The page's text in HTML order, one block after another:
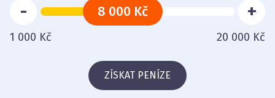
8 000 Kč
- +
1 000 Kč 20 000 Kč
ZÍSKAT PENÍZE